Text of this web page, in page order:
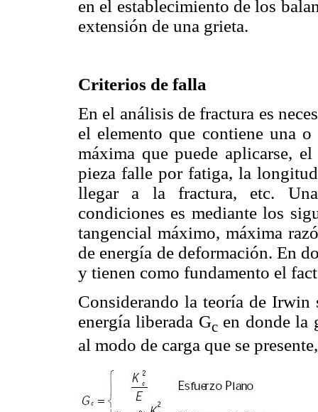
en el establecimiento de los
extensión de una grieta.
Criterios de falla
En el análisis de fractura es
el elemento que contiene una
máxima que puede aplicarse,
pieza falle por fatiga, la
llegar a la fractura, etc.
condiciones es mediante los
tangencial máximo, máxima
de energía de deformación. En
y tienen como fundamento el
Considerando la teoría de
energía liberada Gcen donde la
al modo de carga que se